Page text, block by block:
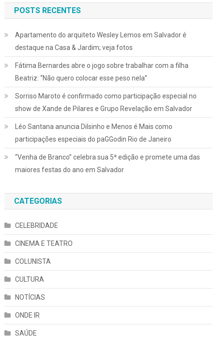
POSTS RECENTES
Apartamento do arquiteto Wesley Lemos em Salvador é
destaque na Casa & Jardim; veja fotos
Fátima Bernardes abre o jogo sobre trabalhar com a filha
Beatriz: “Não quero colocar esse peso nela”
Sorriso Maroto é confirmado como participação especial no
show de Xande de Pilares e Grupo Revelação em Salvador
Léo Santana anuncia Dilsinho e Menos é Mais como
participações especiais do paGGodin Rio de Janeiro
“Venha de Branco” celebra sua 5ª edição e promete uma das
maiores festas do ano em Salvador
CATEGORIAS
CELEBRIDADE
CINEMA E TEATRO
COLUNISTA
CULTURA
NOTÍCIAS
ONDE IR
SAÚDE